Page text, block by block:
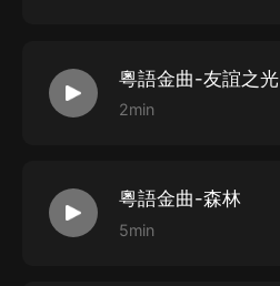
粵語金曲-友誼之光
2min
粵語金曲-森林
5min